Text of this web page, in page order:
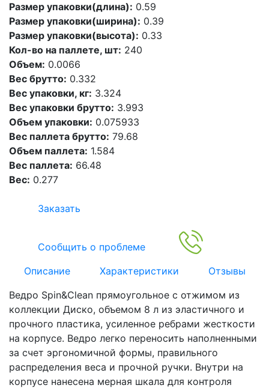
Размер упаковки(длина): 0.59
Размер упаковки(ширина): 0.39
Размер упаковки(высота): 0.33
Кол-во на паллете, шт: 240
Объем: 0.0066
Вес брутто: 0.332
Вес упаковки, кг: 3.324
Вес упаковки брутто: 3.993
Объем упаковки: 0.075933
Вес паллета брутто: 79.68
Объем паллета: 1.584
Вес паллета: 66.48
Вес: 0.277
Заказать
Сообщить о проблеме
Описание
Характеристики
Отзывы
Ведро Spin&Clean прямоугольное с отжимом из
коллекции Диско, объемом 8 л из эластичного и
прочного пластика, усиленное ребрами жесткости
на корпусе. Ведро легко переносить наполненными
за счет эргономичной формы, правильного
распределения веса и прочной ручки. Внутри на
корпусе нанесена мерная шкала для контроля